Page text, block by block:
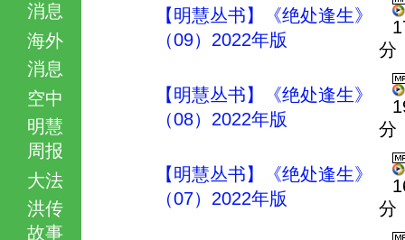
消息
海外
消息
空中
明慧
周报
大法
洪传
故事
【明慧丛书】《绝处逢生》
（09）2022年版
分
【明慧丛书】《绝处逢生》
（08）2022年版
分
【明慧丛书】《绝处逢生》
（07）2022年版
分